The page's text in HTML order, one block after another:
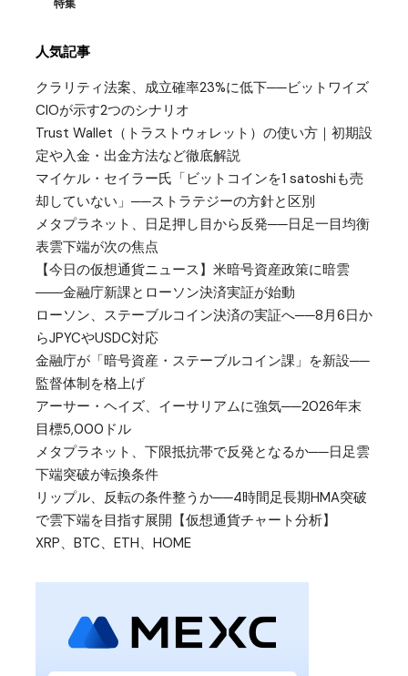
人気記事
クラリティ法案、成立確率23%に低下──ビットワイズ
CIOが示す2つのシナリオ
Trust Wallet（トラストウォレット）の使い方｜初期設
定や入金・出金方法など徹底解説
マイケル・セイラー氏「ビットコインを1 satoshiも売
却していない」──ストラテジーの方針と区別
メタプラネット、日足押し目から反発──日足一目均衡
表雲下端が次の焦点
【今日の仮想通貨ニュース】米暗号資産政策に暗雲
――金融庁新課とローソン決済実証が始動
ローソン、ステーブルコイン決済の実証へ──8月6日か
らJPYCやUSDC対応
金融庁が「暗号資産・ステーブルコイン課」を新設──
監督体制を格上げ
アーサー・ヘイズ、イーサリアムに強気──2026年末
目標5,000ドル
メタプラネット、下限抵抗帯で反発となるか──日足雲
下端突破が転換条件
リップル、反転の条件整うか──4時間足長期HMA突破
で雲下端を目指す展開【仮想通貨チャート分析】
XRP、BTC、ETH、HOME